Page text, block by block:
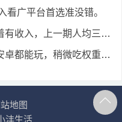
看广平台首选准没错。
入，上一期人均三位数！
重，不是黑号的基本都能润5-10元！
地图
沣生活